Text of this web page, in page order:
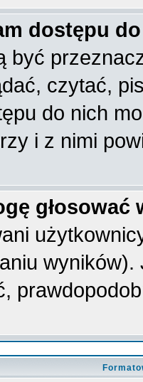
dostępu
być
czytać,
do nich
i z nimi
głosować